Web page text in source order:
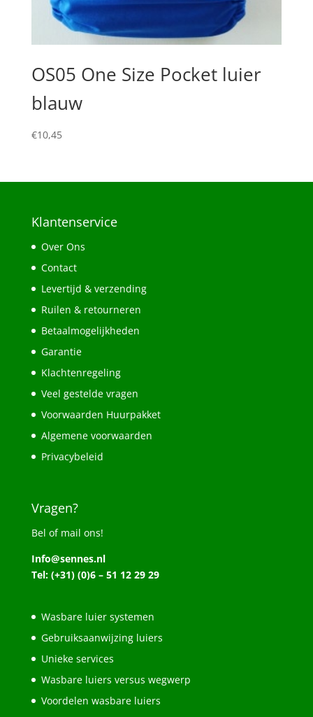
OS05 One Size Pocket luier
blauw
€10,45
Klantenservice
Over Ons
Contact
Levertijd & verzending
Ruilen & retourneren
Betaalmogelijkheden
Garantie
Klachtenregeling
Veel gestelde vragen
Voorwaarden Huurpakket
Algemene voorwaarden
Privacybeleid
Vragen?
Bel of mail ons!
Info@sennes.nl
Tel: (+31) (0)6 – 51 12 29 29
Wasbare luier systemen
Gebruiksaanwijzing luiers
Unieke services
Wasbare luiers versus wegwerp
Voordelen wasbare luiers